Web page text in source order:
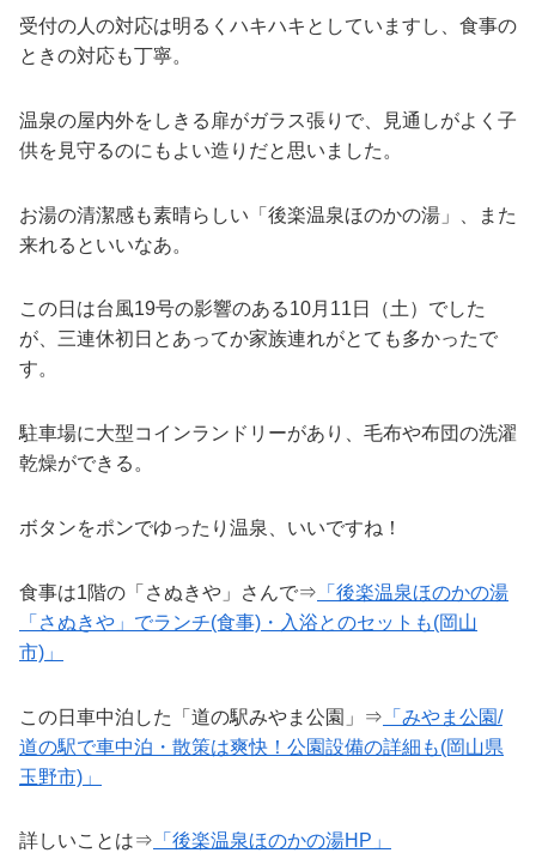
受付の人の対応は明るくハキハキとしていますし、食事の
ときの対応も丁寧。
温泉の屋内外をしきる扉がガラス張りで、見通しがよく子
供を見守るのにもよい造りだと思いました。
お湯の清潔感も素晴らしい「後楽温泉ほのかの湯」、また
来れるといいなあ。
この日は台風19号の影響のある10月11日（土）でした
が、三連休初日とあってか家族連れがとても多かったで
す。
駐車場に大型コインランドリーがあり、毛布や布団の洗濯
乾燥ができる。
ボタンをポンでゆったり温泉、いいですね！
食事は1階の「さぬきや」さんで⇒ 「後楽温泉ほのかの湯
「さぬきや」でランチ(食事)・入浴とのセットも(岡山
市)」
この日車中泊した「道の駅みやま公園」⇒ 「みやま公園/
道の駅で車中泊・散策は爽快！公園設備の詳細も(岡山県
玉野市)」
詳しいことは⇒ 「後楽温泉ほのかの湯HP」